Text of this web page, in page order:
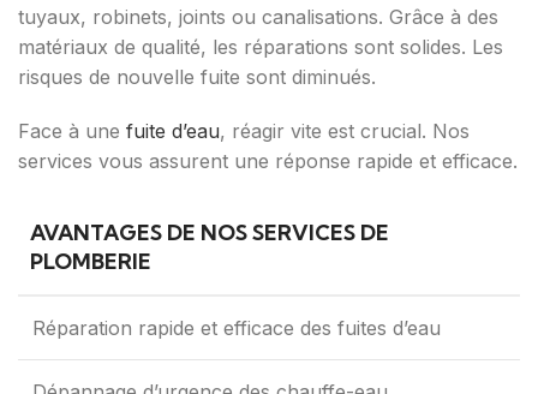
tuyaux, robinets, joints ou canalisations. Grâce à des
matériaux de qualité, les réparations sont solides. Les
risques de nouvelle fuite sont diminués.
Face à une fuite d’eau, réagir vite est crucial. Nos
services vous assurent une réponse rapide et efficace.
AVANTAGES DE NOS SERVICES DE
PLOMBERIE
Réparation rapide et efficace des fuites d’eau